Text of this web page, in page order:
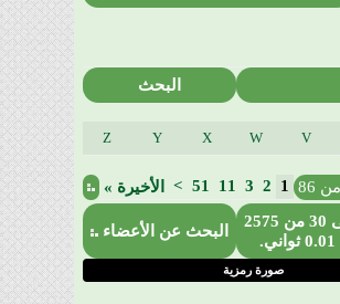
البحث
V
W
X
Y
Z
1
2
3
11
51
> الأخيرة »
0.01ثواني.
البحث عن الأعضاء
صورة رمزية